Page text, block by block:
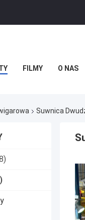
FILMY O NAS
Suwnica